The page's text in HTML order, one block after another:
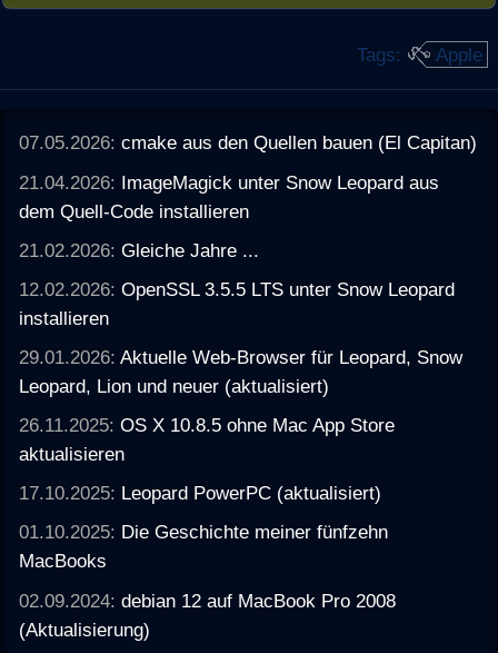
Tags: Apple
07.05.2026:cmake aus den Quellen bauen (El Capitan)
21.04.2026: ImageMagick unter Snow Leopard aus
dem Quell-Code installieren
21.02.2026:Gleiche Jahre ...
12.02.2026:OpenSSL 3.5.5 LTS unter Snow Leopard
installieren
29.01.2026:Aktuelle Web-Browser für Leopard, Snow
Leopard, Lion und neuer (aktualisiert)
26.11.2025:OS X 10.8.5 ohne Mac App Store
aktualisieren
17.10.2025: Leopard PowerPC (aktualisiert)
01.10.2025: Die Geschichte meiner fünfzehn
MacBooks
02.09.2024:debian 12 auf MacBook Pro 2008
(Aktualisierung)